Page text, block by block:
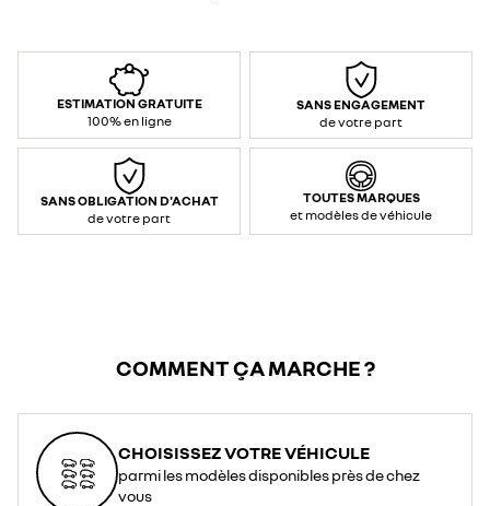
ESTIMATION GRATUITE
100% en ligne
SANS ENGAGEMENT
de votre part
SANS OBLIGATION D'ACHAT
de votre part
TOUTES MARQUES
et modèles de véhicule
COMMENT ÇA MARCHE ?
CHOISISSEZ VOTRE VÉHICULE
parmi les modèles disponibles près de chez
vous